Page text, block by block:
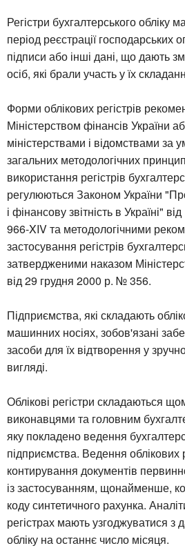
Регістри бухгалтерського обліку
період реєстрації господарських
підписи або інші дані, що дають
осіб, які брали участь у їх
Форми облікових регістрів
Міністерством фінансів України
міністерствами і відомствами за
загальних методологічних
використання регістрів
регулюються Законом України
і фінансову звітність в Україні"
966-XIV та методологічними
застосування регістрів
затвердженими наказом
від 29 грудня 2000 р. № 356.
Підприємства, які складають
машинних носіях, зобов'язані
засоби для їх відтворення у
вигляді.
Облікові регістри складаються
виконавцями та головним
яку покладено ведення
підприємства. Ведення облікових
контирування документів
із застосуванням, щонайменше,
коду синтетичного рахунка.
регістрах мають узгоджуватися з
обліку на останнє число місяця.